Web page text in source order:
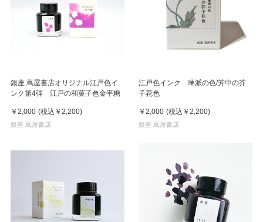
銀座 蔦屋書店オリジナル江戸色イ
ンク第4弾 江戸の和菓子色金平糖
￥2,000 (税込 ￥2,200)
銀座 蔦屋書店
江戸色インク 琳派の色/芳中の芥
子花色
￥2,000 (税込 ￥2,200)
銀座 蔦屋書店